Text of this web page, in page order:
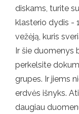
diskams, turite
klasterio dydis -
vežėją, kuris
Ir šie duomenys
perkelsite
grupes. Ir jiems
erdvės išnyks.
daugiau